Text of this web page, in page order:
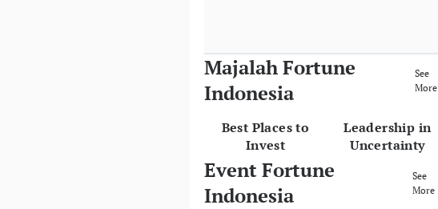
Majalah Fortune
Indonesia
See
More
Best Places to
Invest
Leadership in
Uncertainty
Event Fortune
Indonesia
See
More